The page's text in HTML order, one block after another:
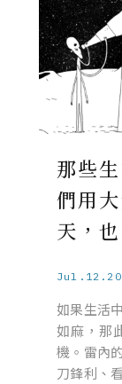
那些
們用
天，
如果生活
如麻，那
機。雷內
刀鋒利、